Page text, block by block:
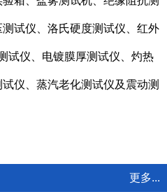
试仪、洛氏硬度测试仪、红外
试仪、电镀膜厚测试仪、灼热
仪、蒸汽老化测试仪及震动测
更多...